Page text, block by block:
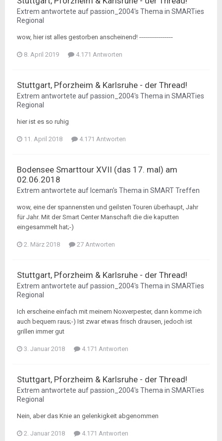
Extrem antwortete aufpassion_2004's Thema in SMARTies
Regional
wow, hier ist alles gestorben anscheinend! -----------------
8. April 2019 4.171 Antworten
Stuttgart, Pforzheim & Karlsruhe - der Thread!
Extrem antwortete aufpassion_2004's Thema in SMARTies
Regional
hier ist es so ruhig
11. April 2018 4.171 Antworten
Bodensee Smarttour XVII (das 17. mal) am
02.06.2018
Extrem antwortete auf Iceman's Thema in SMART Treffen
wow, eine der spannensten und geilsten Touren überhaupt, Jahr
für Jahr. Mit der Smart Center Manschaft die die kaputten
eingesammelt hat;-)
2. März 2018 27 Antworten
Stuttgart, Pforzheim & Karlsruhe - der Thread!
Extrem antwortete aufpassion_2004's Thema in SMARTies
Regional
Ich erscheine einfach mit meinem Noxverpester, dann komme ich
auch bequem raus;-) Ist zwar etwas frisch drausen, jedoch ist
grillen immer gut
3. Januar 2018 4.171 Antworten
Stuttgart, Pforzheim & Karlsruhe - der Thread!
Extrem antwortete aufpassion_2004's Thema in SMARTies
Regional
Nein, aber das Knie an gelenkigkeit abgenommen
2. Januar 2018 4.171 Antworten